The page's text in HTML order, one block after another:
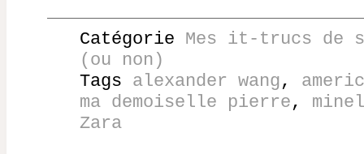
Catégorie Mes it-trucs de
(ou non)
Tags alexander wang,
ma demoiselle pierre,
Zara